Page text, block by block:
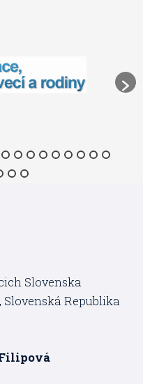
Slovenska
Slovenská Republika